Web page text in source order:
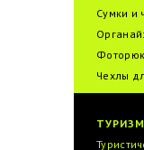
Сумки и
Чехлы